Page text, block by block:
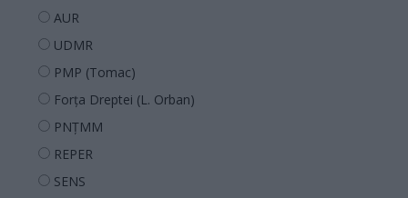
AUR
UDMR
PMP (Tomac)
Forța Dreptei (L. Orban)
PNȚMM
REPER
SENS